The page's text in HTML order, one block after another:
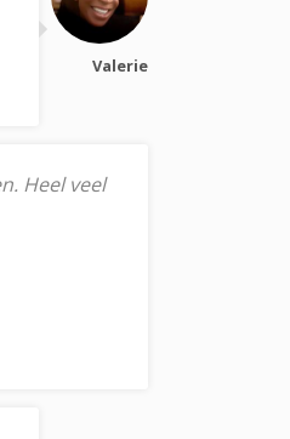
Valerie
Heel veel